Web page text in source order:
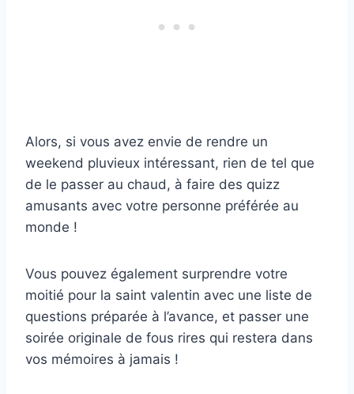
Alors, si vous avez envie de rendre un
weekend pluvieux intéressant, rien de tel que
de le passer au chaud, à faire des quizz
amusants avec votre personne préférée au
monde !
Vous pouvez également surprendre votre
moitié pour la saint valentin avec une liste de
questions préparée à l’avance, et passer une
soirée originale de fous rires qui restera dans
vos mémoires à jamais !